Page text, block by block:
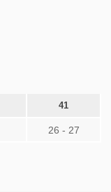
41
26 - 27